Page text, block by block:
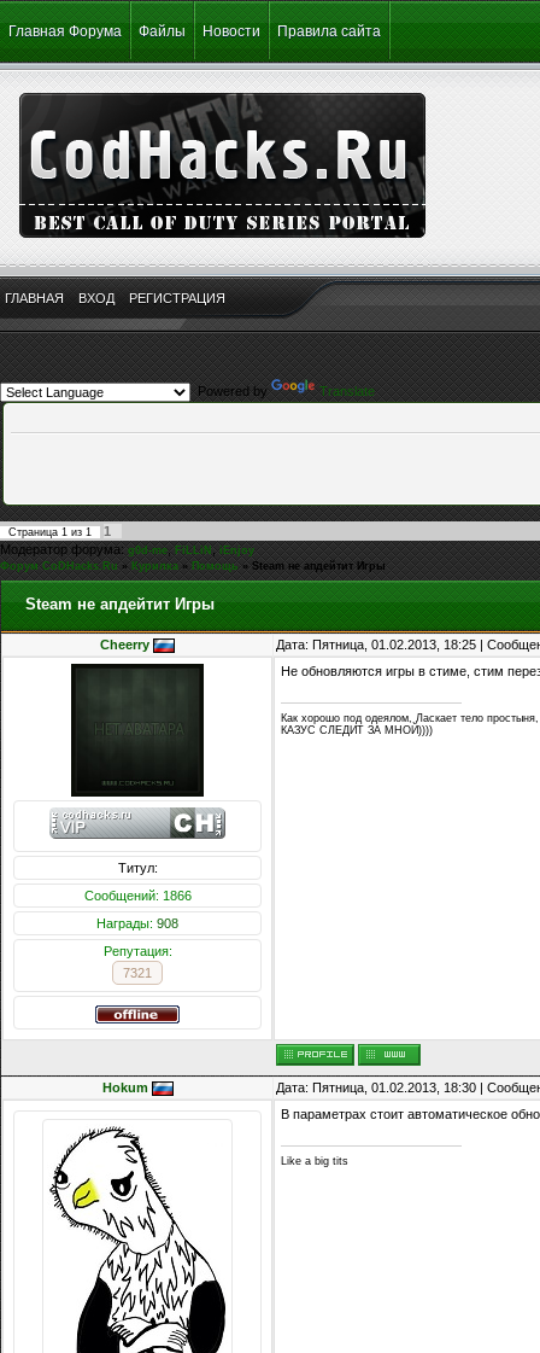
Главная Форума Файлы Новости Правила сайта
ГЛАВНАЯ ВХОД РЕГИСТРАЦИЯ
Powered by Translate
Страница 1 из 1
1
Модератор форума:g0d-me, FiLLiN,iEnjoy
Форум CoDHacks.Ru » Курилка » Помощь » Steam не апдейтит Игры
Steam не апдейтит Игры
Cheerry Дата: Пятница, 01.02.2013, 18:25 |
Титул:
Сообщений: 1866
Награды: 908
Репутация:
7321
Не обновляются игры в стиме, стим
Как хорошо под одеялом, Ласкает тело
КАЗУС СЛЕДИТ ЗА МНОЙ))))
Hokum Дата: Пятница, 01.02.2013, 18:30 |
В параметрах стоит автоматическое
Like a big tits